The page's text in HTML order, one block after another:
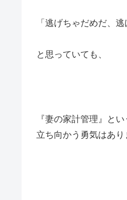
「逃げちゃだめだ、逃
と思っていても、
『妻の家計管理』と
立ち向かう勇気はあり